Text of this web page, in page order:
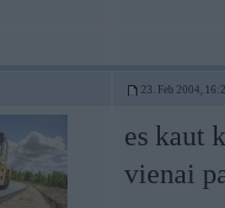
23. Feb 2004,
es kaut
vienai